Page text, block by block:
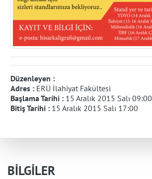
Düzenleyen :
Adres : ERÜ İlahiyat Fakültesi
Başlama Tarihi : 15 Aralık 2015 Salı 09:00
Bitiş Tarihi : 15 Aralık 2015 Salı 17:00
BİLGİLER